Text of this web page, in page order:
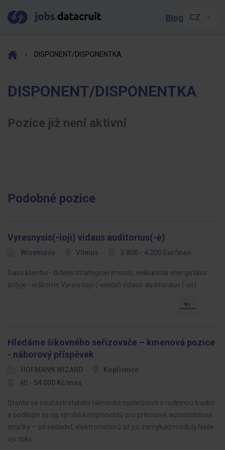
Blog
DISPONENT/DISPONENTKA
DISPONENT/DISPONENTKA
Pozice již není aktivní
Podobné pozice
Vyresnysis(-ioji) vidaus auditorius(-ė)
Wisemove Vilnius 3 800 - 4 200 Eur/mėn.
Savo klientui - didelei strateginei įmonei, veikiančiai energetikos
srityje - ieškome Vyresniojo (-iosios) vidaus auditoriaus (-ės).
Hledáme šikovného seřizovače – kmenová pozice
- náborový příspěvek
HOFMANN WIZARD
Kopřivnice
40 - 54 000 Kč/měs
Staňte se součástí stabilní německé společnosti s rodinnou tradicí
a podílejte se na výrobě komponentů pro prémiové automobilové
značky – od sedadel, elektromotorů až po zamykací moduly.Naše
výrobky…